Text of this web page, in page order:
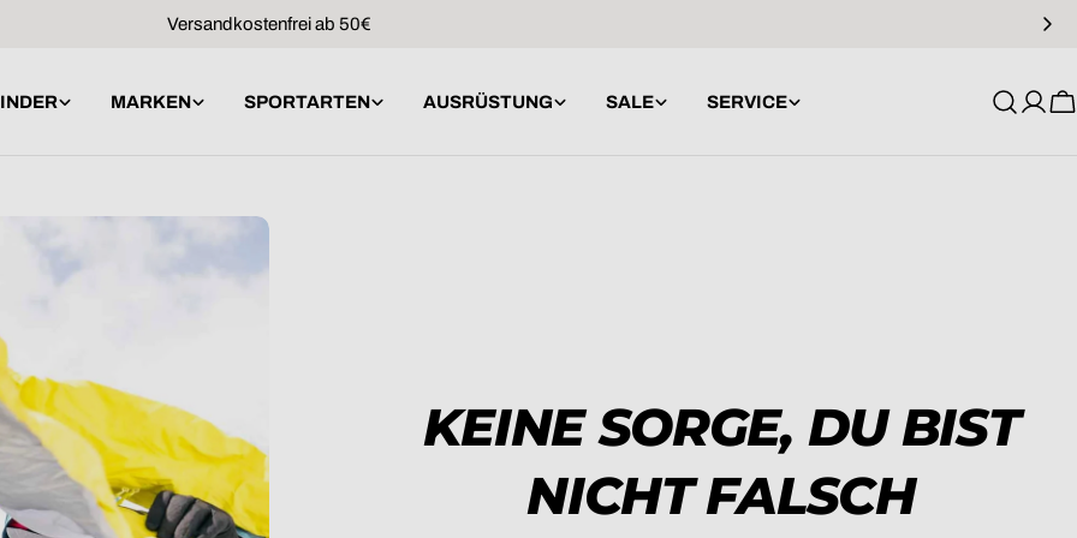
Versandkostenfrei ab 50€
MARKEN SPORTARTEN AUSRÜSTUNG SALE SERVICE
KEINE SORGE, DU BIST
NICHT FALSCH